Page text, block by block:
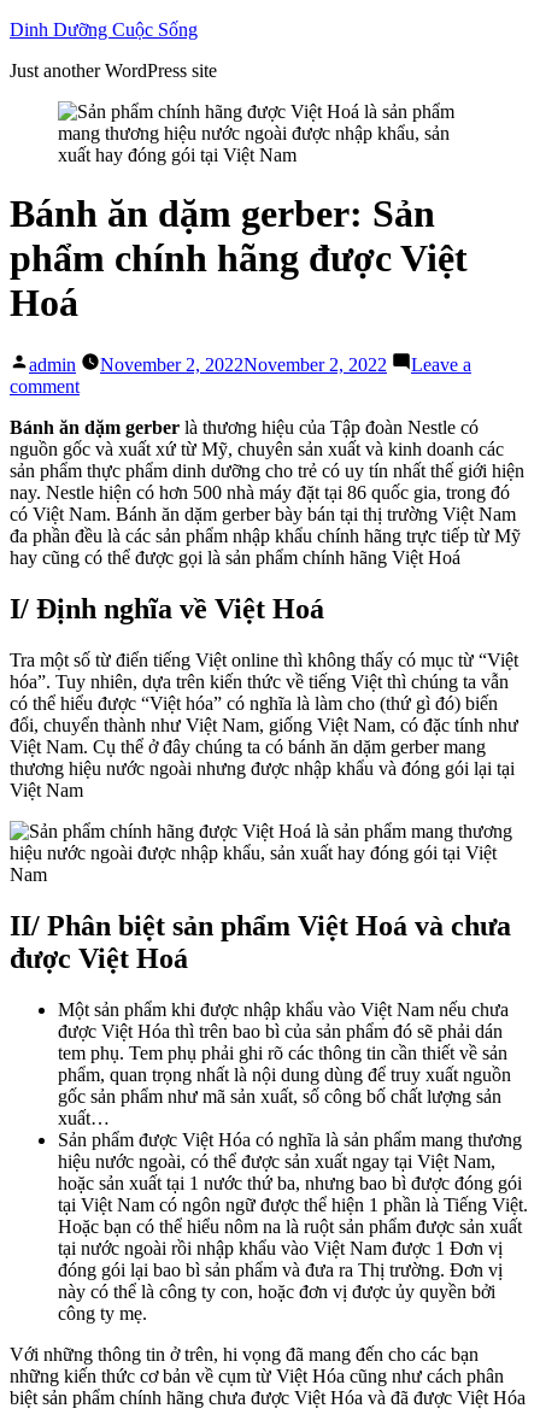
Skip
content
Dinh Dưỡng Cuộc Sống
Just another WordPress site
Bánh ăn dặm gerber: Sản
phẩm chính hãng được Việt
Hoá
Posted
by
admin November 2, 2022November 2, 2022
Leave a
commenton
ăn
dặm
gerber:
Sản
phẩm
chính
hãng
Việt
Hoá
Bánh ăn dặm gerber là thương hiệu của Tập đoàn Nestle có
nguồn gốc và xuất xứ từ Mỹ, chuyên sản xuất và kinh doanh các
sản phẩm thực phẩm dinh dưỡng cho trẻ có uy tín nhất thế giới hiện
nay. Nestle hiện có hơn 500 nhà máy đặt tại 86 quốc gia, trong đó
có Việt Nam. Bánh ăn dặm gerber bày bán tại thị trường Việt Nam
đa phần đều là các sản phẩm nhập khẩu chính hãng trực tiếp từ Mỹ
hay cũng có thể được gọi là sản phẩm chính hãng Việt Hoá
I/ Định nghĩa về Việt Hoá
Tra một số từ điển tiếng Việt online thì không thấy có mục từ “Việt
hóa”. Tuy nhiên, dựa trên kiến thức về tiếng Việt thì chúng ta vẫn
có thể hiểu được “Việt hóa” có nghĩa là làm cho (thứ gì đó) biến
đổi, chuyển thành như Việt Nam, giống Việt Nam, có đặc tính như
Việt Nam. Cụ thể ở đây chúng ta có bánh ăn dặm gerber mang
thương hiệu nước ngoài nhưng được nhập khẩu và đóng gói lại tại
Việt Nam
II/ Phân biệt sản phẩm Việt Hoá và chưa
được Việt Hoá
Một sản phẩm khi được nhập khẩu vào Việt Nam nếu chưa
được Việt Hóa thì trên bao bì của sản phẩm đó sẽ phải dán
tem phụ. Tem phụ phải ghi rõ các thông tin cần thiết về sản
phẩm, quan trọng nhất là nội dung dùng để truy xuất nguồn
gốc sản phẩm như mã sản xuất, số công bố chất lượng sản
xuất…
Sản phẩm được Việt Hóa có nghĩa là sản phẩm mang thương
hiệu nước ngoài, có thể được sản xuất ngay tại Việt Nam,
hoặc sản xuất tại 1 nước thứ ba, nhưng bao bì được đóng gói
tại Việt Nam có ngôn ngữ được thể hiện 1 phần là Tiếng Việt.
Hoặc bạn có thể hiểu nôm na là ruột sản phẩm được sản xuất
tại nước ngoài rồi nhập khẩu vào Việt Nam được 1 Đơn vị
đóng gói lại bao bì sản phẩm và đưa ra Thị trường. Đơn vị
này có thể là công ty con, hoặc đơn vị được ủy quyền bởi
công ty mẹ.
Với những thông tin ở trên, hi vọng đã mang đến cho các bạn
những kiến thức cơ bản về cụm từ Việt Hóa cũng như cách phân
biệt sản phẩm chính hãng chưa được Việt Hóa và đã được Việt Hóa